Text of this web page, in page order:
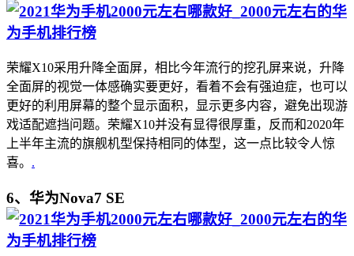
荣耀X10采用升降全面屏，相比今年流行的挖孔屏来说，升降
全面屏的视觉一体感确实要更好，看着不会有强迫症，也可以
更好的利用屏幕的整个显示面积，显示更多内容，避免出现游
戏适配遮挡问题。荣耀X10并没有显得很厚重，反而和2020年
上半年主流的旗舰机型保持相同的体型，这一点比较令人惊
喜。 .
6、华为Nova7 SE